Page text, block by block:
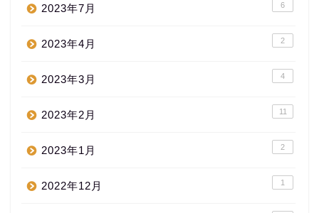
2023年7月 6
2023年4月 2
2023年3月 4
2023年2月 11
2023年1月 2
2022年12月 1